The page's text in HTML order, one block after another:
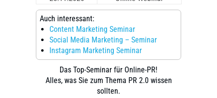
Auch interessant:
Content Marketing Seminar
Social Media Marketing – Seminar
Instagram Marketing Seminar
Das Top-Seminar für Online-PR!
Alles, was Sie zum Thema PR 2.0 wissen
sollten.